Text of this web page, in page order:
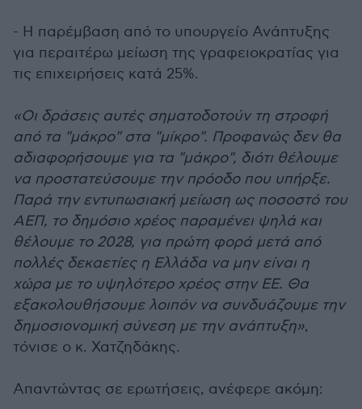
- Η παρέμβαση από το υπουργείο Ανάπτυξης
για περαιτέρω μείωση της γραφειοκρατίας για
τις επιχειρήσεις κατά 25%.
«Οι δράσεις αυτές σηματοδοτούν τη στροφή
από τα "μάκρο" στα "μίκρο". Προφανώς δεν θα
αδιαφορήσουμε για τα "μάκρο", διότι θέλουμε
να προστατεύσουμε την πρόοδο που υπήρξε.
Παρά την εντυπωσιακή μείωση ως ποσοστό του
ΑΕΠ, το δημόσιο χρέος παραμένει ψηλά και
θέλουμε το 2028, για πρώτη φορά μετά από
πολλές δεκαετίες η Ελλάδα να μην είναι η
χώρα με το υψηλότερο χρέος στην ΕΕ. Θα
εξακολουθήσουμε λοιπόν να συνδυάζουμε την
δημοσιονομική σύνεση με την ανάπτυξη»,
τόνισε ο κ. Χατζηδάκης.
Απαντώντας σε ερωτήσεις, ανέφερε ακόμη: